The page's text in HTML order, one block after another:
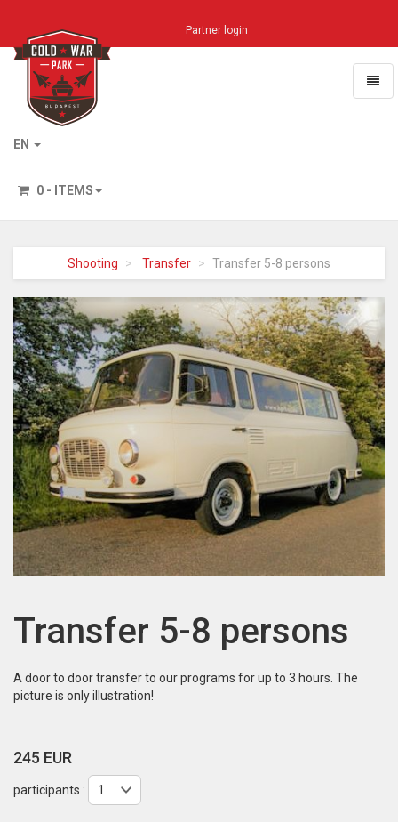
Partner login
Home
EN
0 - ITEMS
Shooting Transfer Transfer 5-8 persons
Transfer 5-8 persons
A door to door transfer to our programs for up to 3 hours. The
picture is only illustration!
245 EUR
participants :